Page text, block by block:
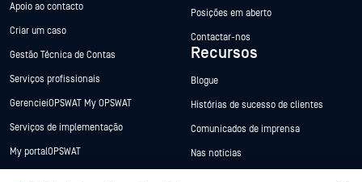
Apoio ao contacto
Criar um caso
Gestão Técnica de Contas
Serviços profissionais
GerencieiOPSWAT My OPSWAT
Serviços de implementação
My portalOPSWAT
Posições em aberto
Contactar-nos
Recursos
Blogue
Histórias de sucesso de clientes
Comunicados de imprensa
Nas notícias